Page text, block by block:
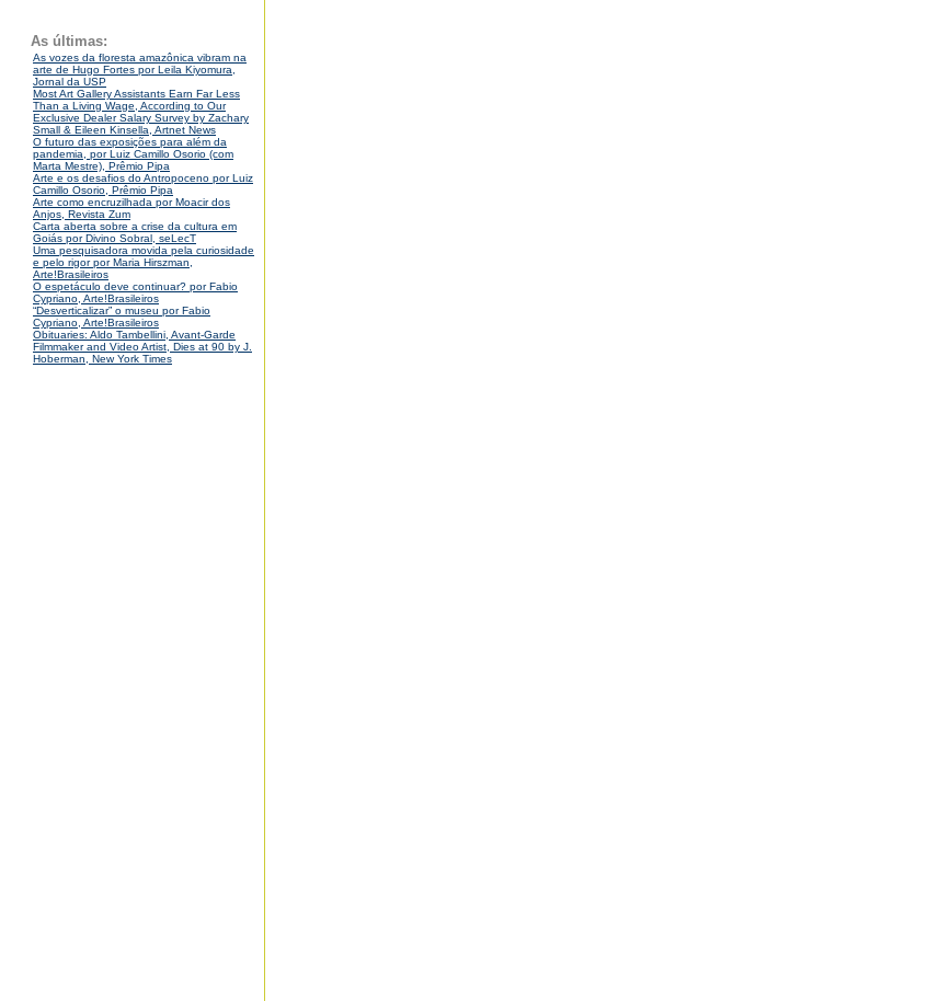
As últimas:
As vozes da floresta amazônica vibram na
arte de Hugo Fortes por Leila Kiyomura,
Jornal da USP
Most Art Gallery Assistants Earn Far Less
Than a Living Wage, According to Our
Exclusive Dealer Salary Survey by Zachary
Small & Eileen Kinsella, Artnet News
O futuro das exposições para além da
pandemia, por Luiz Camillo Osorio (com
Marta Mestre), Prêmio Pipa
Arte e os desafios do Antropoceno por Luiz
Camillo Osorio, Prêmio Pipa
Arte como encruzilhada por Moacir dos
Anjos, Revista Zum
Carta aberta sobre a crise da cultura em
Goiás por Divino Sobral, seLecT
Uma pesquisadora movida pela curiosidade
e pelo rigor por Maria Hirszman,
Arte!Brasileiros
O espetáculo deve continuar? por Fabio
Cypriano, Arte!Brasileiros
“Desverticalizar” o museu por Fabio
Cypriano, Arte!Brasileiros
Obituaries: Aldo Tambellini, Avant-Garde
Filmmaker and Video Artist, Dies at 90 by J.
Hoberman, New York Times